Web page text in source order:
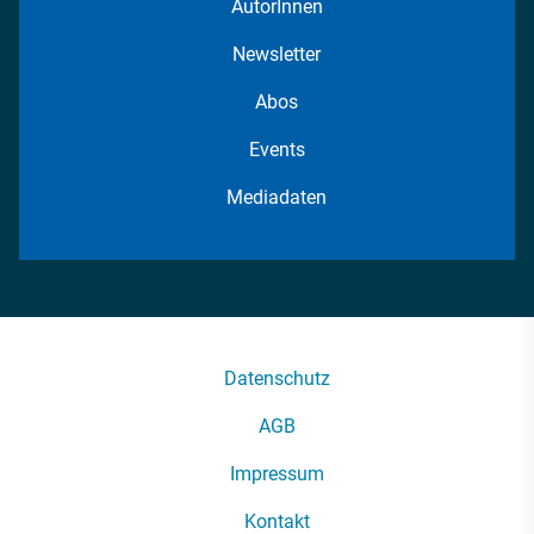
AutorInnen
Newsletter
Abos
Events
Mediadaten
Datenschutz
AGB
Impressum
Kontakt